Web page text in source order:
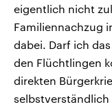
eigentlich nicht
Familiennachzug
dabei. Darf ich
den Flüchtlingen
direkten
selbstverständlich